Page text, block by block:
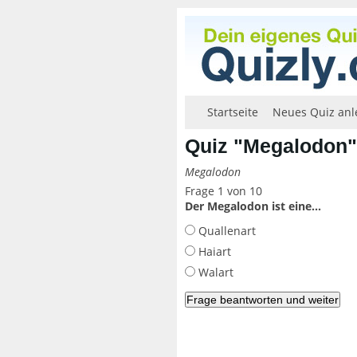
Startseite Neues Quiz
Quiz "Megalodon"
Megalodon
Frage 1 von 10
Der Megalodon ist eine...
Quallenart
Haiart
Walart